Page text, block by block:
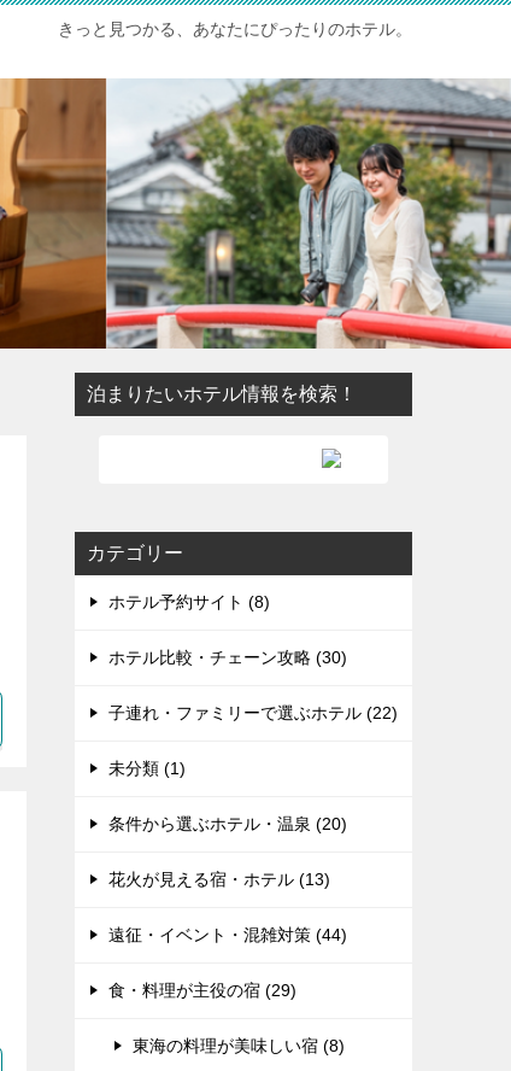
きっと見つかる、あなたにぴったりのホテル。
泊まりたいホテル情報を検索！
カテゴリー
ホテル予約サイト (8)
ホテル比較・チェーン攻略 (30)
子連れ・ファミリーで選ぶホテル (22)
未分類 (1)
条件から選ぶホテル・温泉 (20)
花火が見える宿・ホテル (13)
遠征・イベント・混雑対策 (44)
食・料理が主役の宿 (29)
東海の料理が美味しい宿 (8)